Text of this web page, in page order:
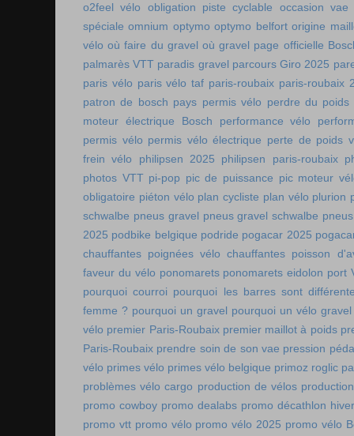
o2feel vélo
obligation piste cyclable
occasion vae
spéciale omnium optymo optymo belfort origine
vélo où faire du gravel où gravel page officielle
palmarès VTT paradis gravel parcours Giro 2025
paris vélo paris vélo taf paris-roubaix paris-roubaix
patron de bosch pays permis vélo perdre du poids
moteur électrique Bosch
performance vélo
permis vélo permis vélo électrique perte de poids
frein vélo
philipsen 2025 philipsen paris-roubaix
photos VTT pi-pop pic de puissance pic moteur
obligatoire piéton vélo plan cycliste plan vélo plurion
schwalbe pneus gravel pneus gravel schwalbe
2025 podbike belgique podride pogacar 2025
chauffantes poignées vélo chauffantes poisson
faveur du vélo ponomarets ponomarets eidolon port
pourquoi courroi pourquoi les barres sont
femme ? pourquoi un gravel pourquoi un vélo gravel
vélo premier Paris-Roubaix premier maillot à poids
Paris-Roubaix prendre soin de son vae pression
vélo primes vélo primes vélo belgique primoz roglic
problèmes vélo cargo production de vélos
promo cowboy promo dealabs promo décathlon hiver
promo vtt promo vélo promo vélo 2025 promo vélo